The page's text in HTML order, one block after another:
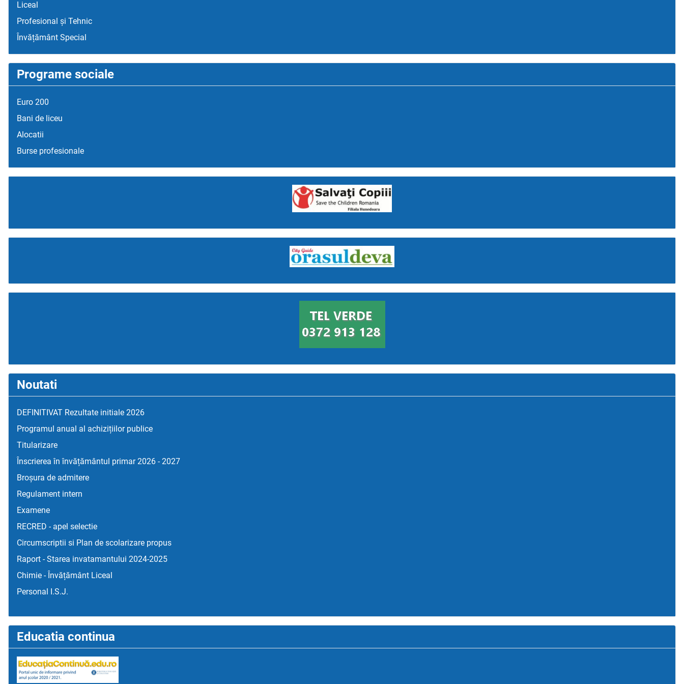
Liceal
Profesional și Tehnic
Învățământ Special
Programe sociale
Euro 200
Bani de liceu
Alocatii
Burse profesionale
Noutati
DEFINITIVAT Rezultate initiale 2026
Programul anual al achizițiilor publice
Titularizare
Înscrierea în învățământul primar 2026 - 2027
Broșura de admitere
Regulament intern
Examene
RECRED - apel selectie
Circumscriptii si Plan de scolarizare propus
Raport - Starea invatamantului 2024-2025
Chimie - Învățământ Liceal
Personal I.S.J.
Educatia continua